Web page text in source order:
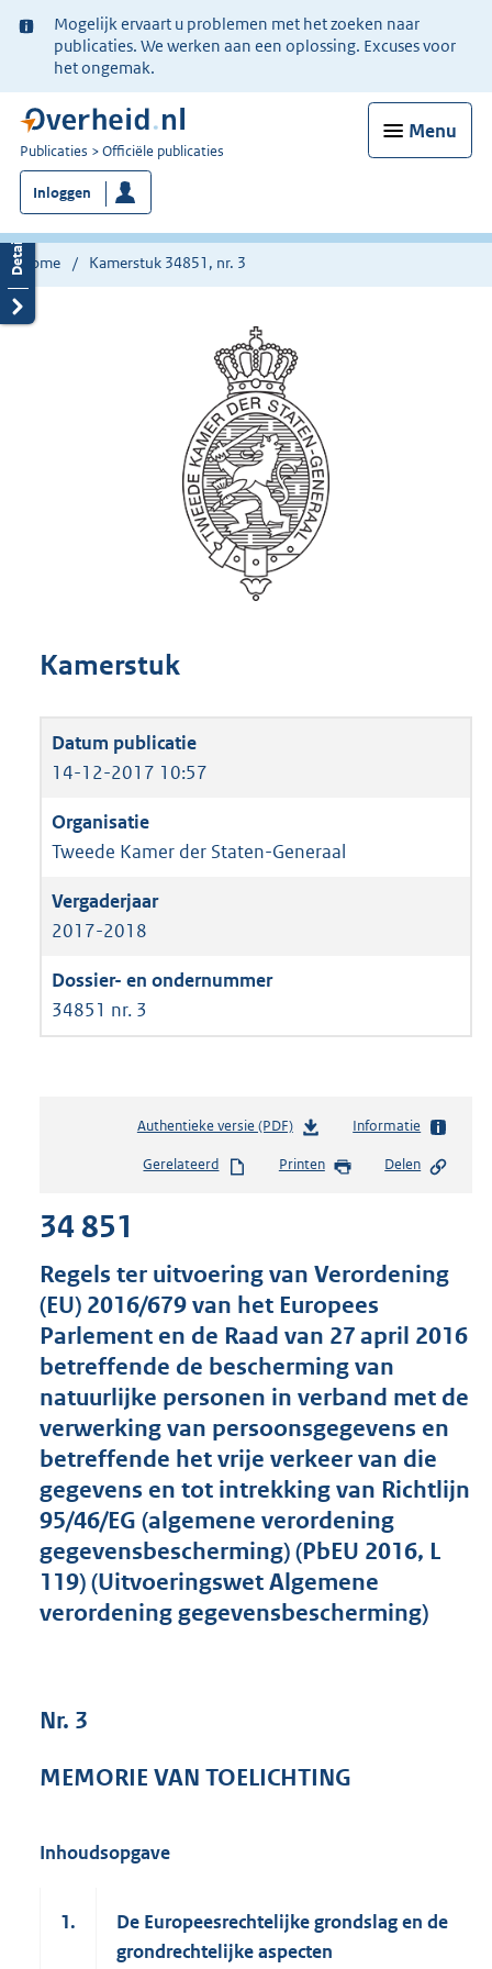
Ter
informatie:
Mogelijk ervaart u problemen met het zoeken naar
publicaties. We werken aan een oplossing. Excuses voor
het ongemak.
Menu
U
bent
nu
hier:
Publicaties Officiële publicaties
Inloggen
Home Kamerstuk 34851, nr. 3
Kamerstuk
14-12-2017 10:57
Tweede Kamer der Staten-Generaal
2017-2018
34851 nr. 3
Authentieke versie (PDF)b
s
s
g
r
o
t
t
:
5
8
6
K
b
Informatie
Gerelateerd Printen Delen
34 851
Regels ter uitvoering van Verordening
(EU) 2016/679 van het Europees
Parlement en de Raad van 27 april 2016
betreffende de bescherming van
natuurlijke personen in verband met de
verwerking van persoonsgegevens en
betreffende het vrije verkeer van die
gegevens en tot intrekking van Richtlijn
95/46/EG (algemene verordening
gegevensbescherming) (PbEU 2016, L
119) (Uitvoeringswet Algemene
verordening gegevensbescherming)
Nr. 3
MEMORIE VAN TOELICHTING
Inhoudsopgave
1.
De Europeesrechtelijke grondslag en de
grondrechtelijke aspecten